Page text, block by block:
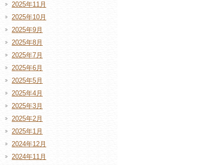
2025年11月
2025年10月
2025年9月
2025年8月
2025年7月
2025年6月
2025年5月
2025年4月
2025年3月
2025年2月
2025年1月
2024年12月
2024年11月